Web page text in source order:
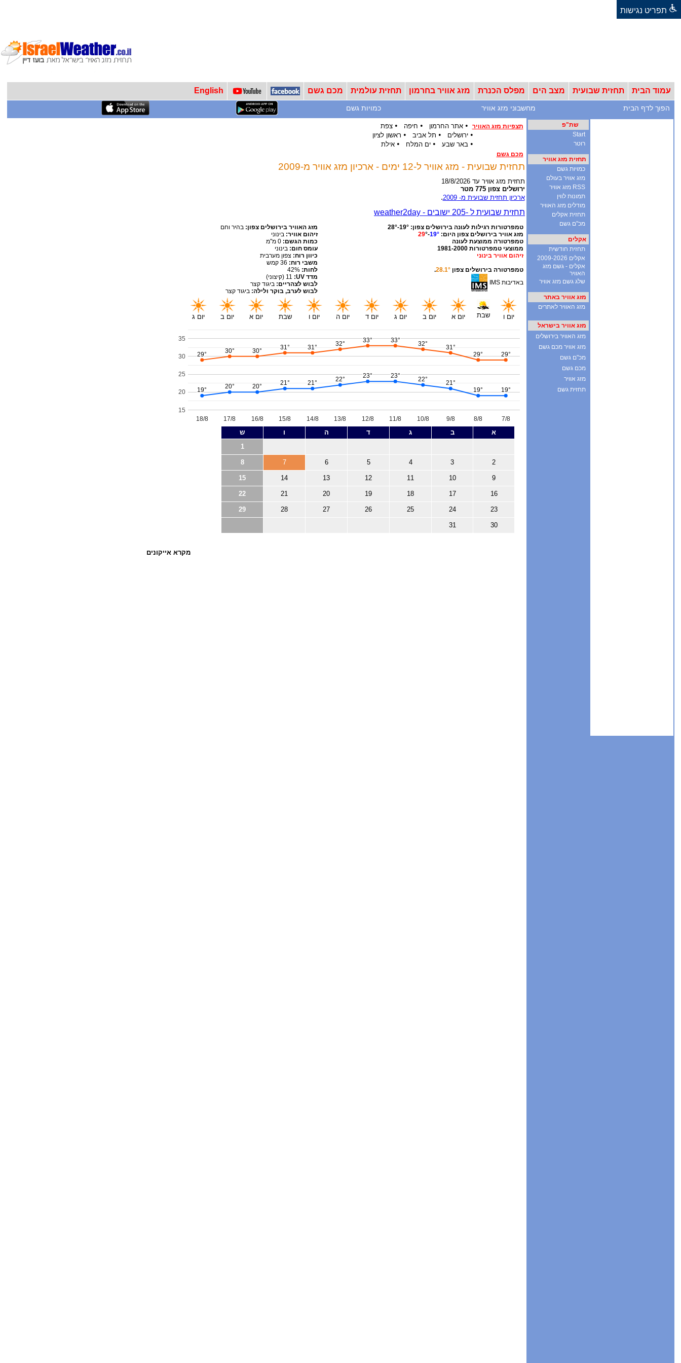
תפריט נגישות
עמוד הבית תחזית שבועית מצב הים מפלס הכנרת מזג אוויר בחרמון תחזית עולמית מכם גשם English
הפוך לדף הבית מחשבוני מזג אוויר כמויות גשם
שת"פ
Start
רוטר
תחזית מזג אוויר
כמויות גשם
מזג אוויר בעולם
RSS מזג אוויר
תמונות לווין
מודלים מזג האוויר
תחזית אקלים
מכ"ם גשם
אקלים
תחזית חודשית
אקלים 2009-2026
אקלים - גשם מזג
האוויר
שלג גשם מזג אוויר
מזג אוויר באתר
מזג האוויר לאתרים
מזג אוויר בישראל
מזג האוויר בירושלים
מזג אוויר מכם גשם
מכ"ם גשם
מכם גשם
מזג אוויר
תחזית גשם
תצפיות מזג האוויר •אתר החרמון • חיפה •צפת
•ירושלים • תל אביב • ראשון לציון
• באר שבע •ים המלח •אילת
מכם גשם
תחזית שבועית - מזג אוויר ל-12 ימים - ארכיון מזג אוויר מ-2009
תחזית מזג אוויר עד 18/8/2026
ירושלים צפון 775 מטר
ארכיון תחזית שבועית מ- 2009
.
מקרא אייקונים